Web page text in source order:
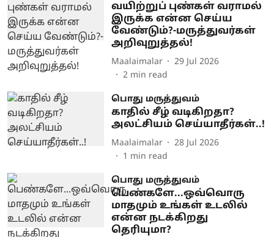
வயிற்றுப் புண்கள் வராமல்
இருக்க என்ன செய்ய
வேண்டும்?-மருத்துவர்கள்
அறிவுறுத்தல்!
Maalaimalar
29 Jul 2026
2 min read
பொது மருத்துவம்
காதில் சீழ் வடிகிறதா?
அலட்சியம் செய்யாதீர்கள்..!
Maalaimalar
28 Jul 2026
1 min read
பொது மருத்துவம்
பெண்களே...ஒவ்வொரு
மாதமும் உங்கள் உடலில்
என்ன நடக்கிறது
தெரியுமா?